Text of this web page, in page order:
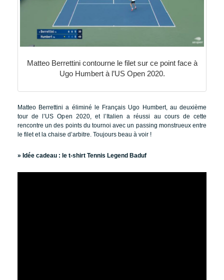
Matteo Berrettini contourne le filet sur ce point face à
Ugo Humbert à l’US Open 2020.
Matteo Berrettini a éliminé le Français Ugo Humbert, au deuxième
tour de l’US Open 2020, et l’Italien a réussi au cours de cette
rencontre un des points du tournoi avec un passing monstrueux entre
le filet et la chaise d’arbitre. Toujours beau à voir !
» Idée cadeau : le t-shirt Tennis Legend Baduf